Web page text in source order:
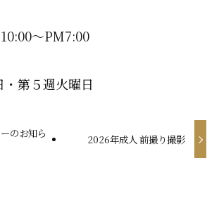
〜PM7:00
第５週火曜日
のお知ら
2026年成人 前撮り撮影